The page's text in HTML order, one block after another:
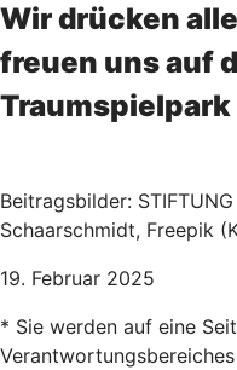
Wir drücken
freuen uns auf
Beitragsbilder:
Schaarschmidt, Freepik
19. Februar 2025
* Sie werden auf eine